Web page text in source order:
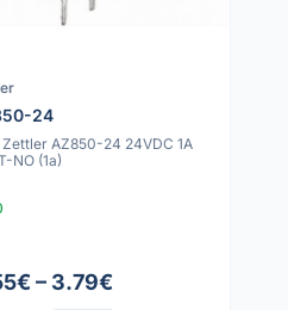
24
Zettler AZ850-24 24VDC 1A
NO (1a)
– 3.79€